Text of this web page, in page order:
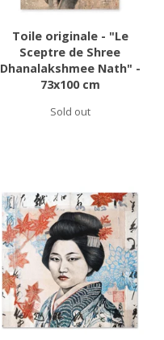
Toile originale - "Le
Sceptre de Shree
Dhanalakshmee Nath" -
73x100 cm
Sold out